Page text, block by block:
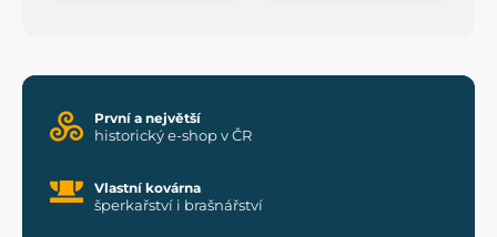
První a největší
historický e-shop v ČR
Vlastní kovárna
šperkařství i brašnářství